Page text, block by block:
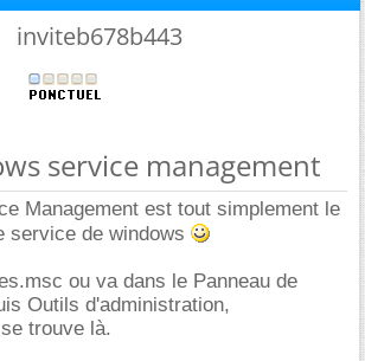
inviteb678b443
service management
Management est tout simplement le
service de windows
ou va dans le Panneau de
Outils d'administration,
trouve là.